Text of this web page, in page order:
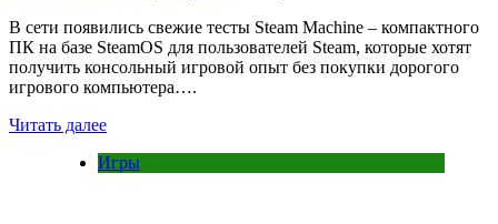
В сети появились свежие тесты Steam Machine – компактного
ПК на базе SteamOS для пользователей Steam, которые хотят
получить консольный игровой опыт без покупки дорогого
игрового компьютера….
Читать далее
Игры